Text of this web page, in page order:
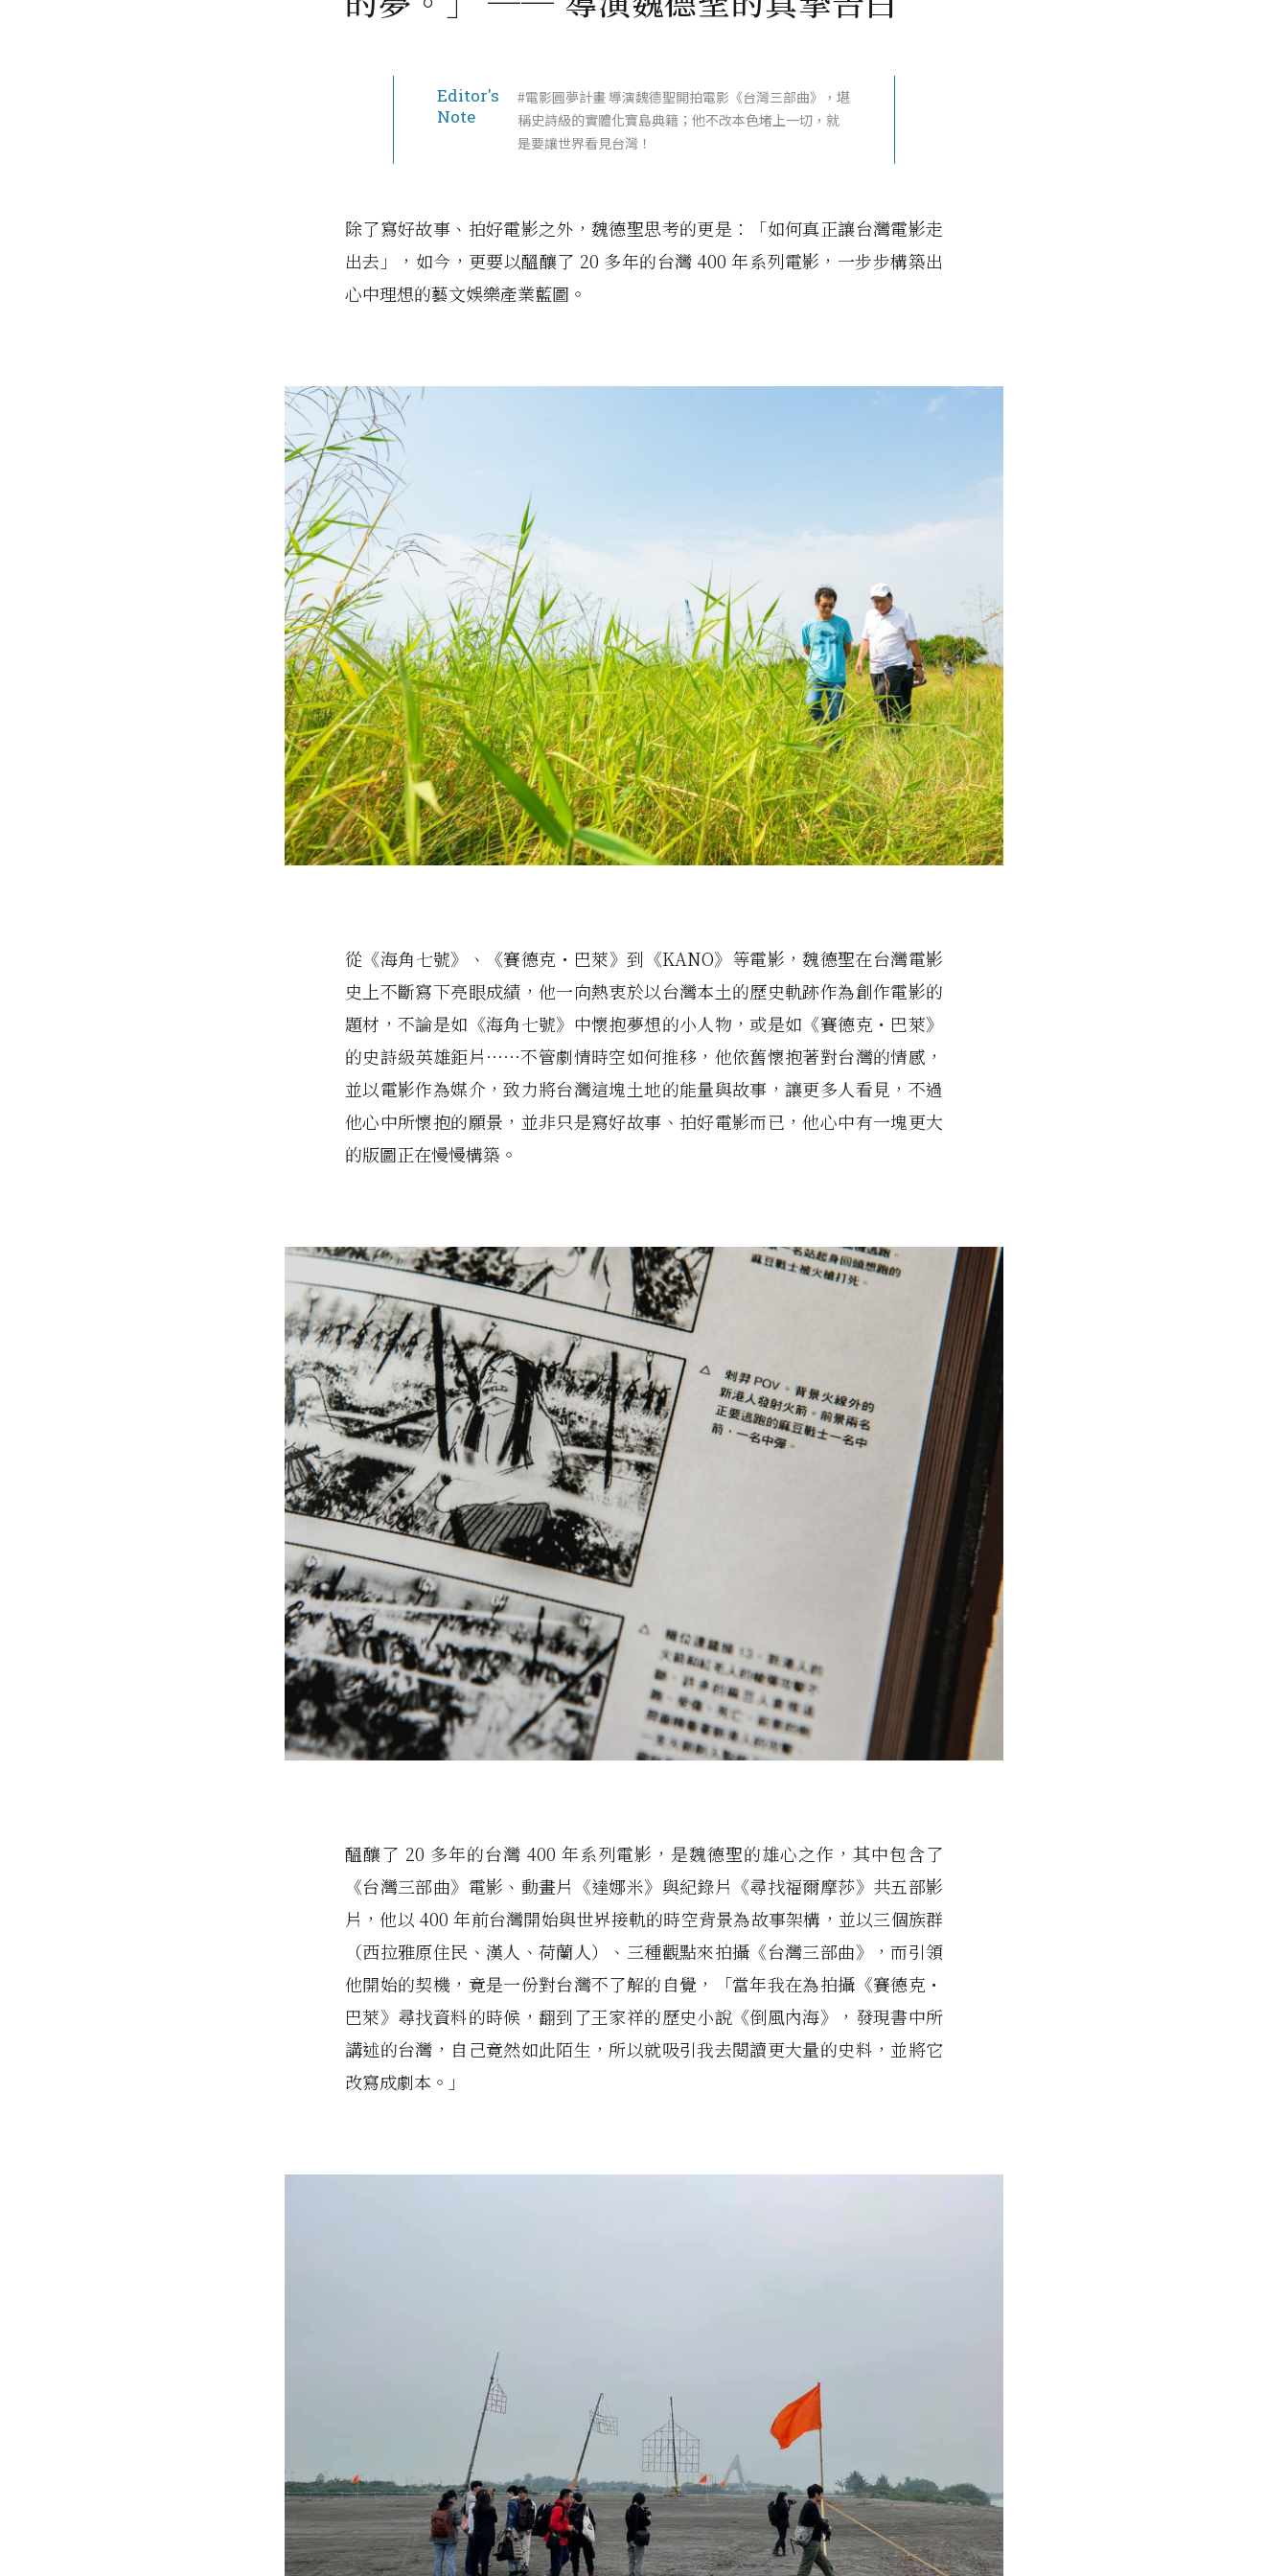
Editor's
Note
#電影圓夢計畫 導演魏德聖開拍電影《台灣三部曲》，堪
稱史詩級的實體化寶島典籍；他不改本色堵上一切，就
是要讓世界看見台灣！
除了寫好故事、拍好電影之外，魏德聖思考的更是：「如何真正讓台灣電影走
出去」，如今，更要以醞釀了 20 多年的台灣 400 年系列電影，一步步構築出
心中理想的藝文娛樂產業藍圖。
從《海角七號》、《賽德克・巴萊》到《KANO》等電影，魏德聖在台灣電影
史上不斷寫下亮眼成績，他一向熱衷於以台灣本土的歷史軌跡作為創作電影的
題材，不論是如《海角七號》中懷抱夢想的小人物，或是如《賽德克・巴萊》
的史詩級英雄鉅片⋯⋯不管劇情時空如何推移，他依舊懷抱著對台灣的情感，
並以電影作為媒介，致力將台灣這塊土地的能量與故事，讓更多人看見，不過
他心中所懷抱的願景，並非只是寫好故事、拍好電影而已，他心中有一塊更大
的版圖正在慢慢構築。
醞釀了 20 多年的台灣 400 年系列電影，是魏德聖的雄心之作，其中包含了
《台灣三部曲》電影、動畫片《達娜米》與紀錄片《尋找福爾摩莎》共五部影
片，他以 400 年前台灣開始與世界接軌的時空背景為故事架構，並以三個族群
（西拉雅原住民、漢人、荷蘭人）、三種觀點來拍攝《台灣三部曲》，而引領
他開始的契機，竟是一份對台灣不了解的自覺，「當年我在為拍攝《賽德克・
巴萊》尋找資料的時候，翻到了王家祥的歷史小說《倒風內海》，發現書中所
講述的台灣，自己竟然如此陌生，所以就吸引我去閱讀更大量的史料，並將它
改寫成劇本。」